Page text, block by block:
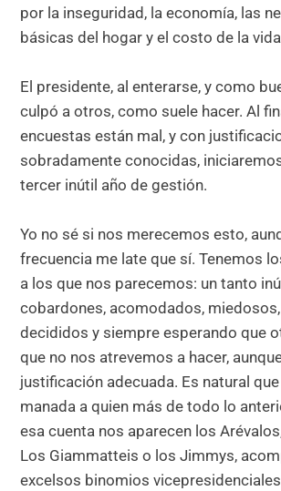
por la inseguridad, la economía, las
básicas del hogar y el costo de la
El presidente, al enterarse, y como
culpó a otros, como suele hacer. Al
encuestas están mal, y con
sobradamente conocidas,
tercer inútil año de gestión.
Yo no sé si nos merecemos esto,
frecuencia me late que sí. Tenemos
a los que nos parecemos: un tanto
cobardones, acomodados,
decididos y siempre esperando que
que no nos atrevemos a hacer,
justificación adecuada. Es natural
manada a quien más de todo lo
esa cuenta nos aparecen los
Los Giammatteis o los Jimmys,
excelsos binomios vicepresidenciales